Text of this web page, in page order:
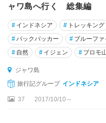
ャワ島へ行く 総集編
# インドネシア # トレッキング
#バックパッカー # ブルーファ
# 自然 # イジェン # ブロモ
ジャワ島
旅行記グループ インドネシア
37 2017/10/10～